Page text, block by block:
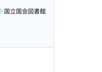
国立国会図書館